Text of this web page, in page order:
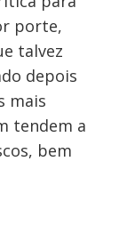
porte,
talvez
depois
mais
tendem a
bem